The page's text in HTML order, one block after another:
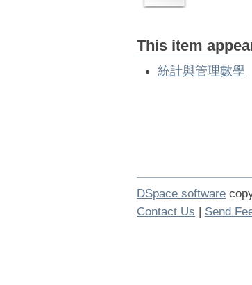
This item
統計與管理數學
DSpace software
Contact Us | Send